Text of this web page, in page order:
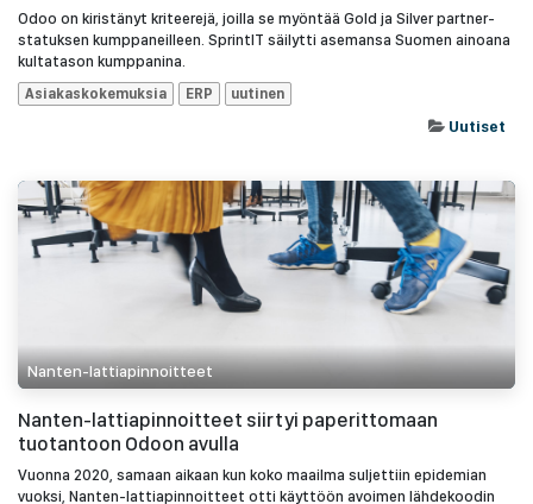
Odoo on kiristänyt kriteerejä, joilla se myöntää Gold ja Silver partner-
statuksen kumppaneilleen. SprintIT säilytti asemansa Suomen ainoana
kultatason kumppanina.
Asiakaskokemuksia
ERP uutinen
Uutiset
Nanten-lattiapinnoitteet
Nanten-lattiapinnoitteet siirtyi paperittomaan
tuotantoon Odoon avulla
Vuonna 2020, samaan aikaan kun koko maailma suljettiin epidemian
vuoksi, Nanten-lattiapinnoitteet otti käyttöön avoimen lähdekoodin